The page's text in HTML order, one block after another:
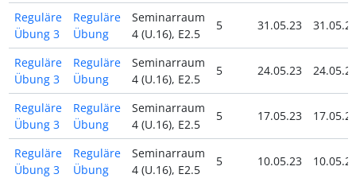
Reguläre
Übung 3
Reguläre
Übung
Seminarraum
4 (U.16), E2.5
5 31.05.23
Reguläre
Übung 3
Reguläre
Übung
Seminarraum
4 (U.16), E2.5
5 24.05.23
Reguläre
Übung 3
Reguläre
Übung
Seminarraum
4 (U.16), E2.5
5 17.05.23
Reguläre
Übung 3
Reguläre
Übung
Seminarraum
4 (U.16), E2.5
5 10.05.23